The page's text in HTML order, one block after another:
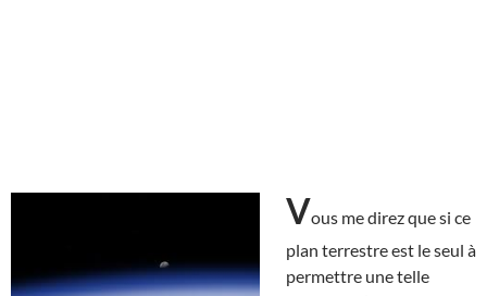
Vous me direz que si ce
plan terrestre est le seul à
permettre une telle